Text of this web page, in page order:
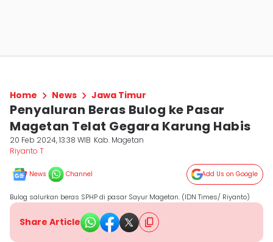
Home News Jawa Timur
Penyaluran Beras Bulog ke Pasar
Magetan Telat Gegara Karung Habis
20 Feb 2024, 13:38 WIB Kab. Magetan
Riyanto T
News Channel Add Us on Google
Bulog salurkan beras SPHP di pasar Sayur Magetan. (IDN Times/ Riyanto)
Share Article